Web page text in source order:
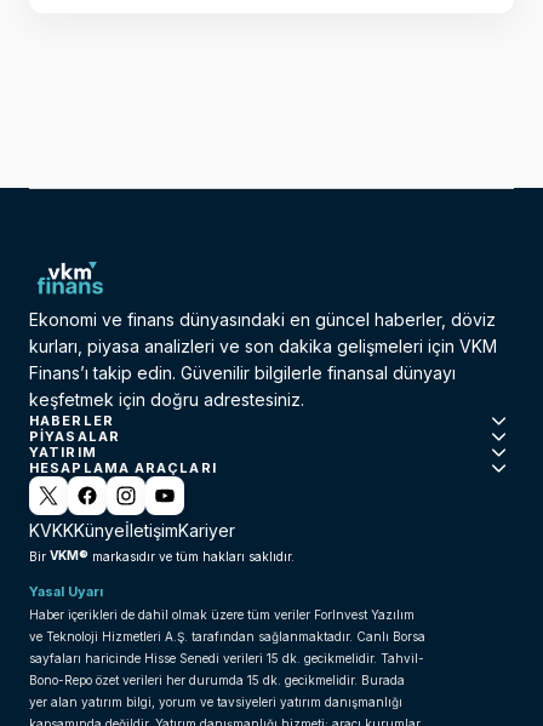
Ekonomi ve finans dünyasındaki en güncel haberler, döviz
kurları, piyasa analizleri ve son dakika gelişmeleri için VKM
Finans’ı takip edin. Güvenilir bilgilerle finansal dünyayı
keşfetmek için doğru adrestesiniz.
HABERLER
PIYASALAR
YATIRIM
HESAPLAMA ARAÇLARI
KVKKKünyeİletişimKariyer
Bir VKM® markasıdır ve tüm hakları saklıdır.
Yasal Uyarı
Haber içerikleri de dahil olmak üzere tüm veriler ForInvest Yazılım
ve Teknoloji Hizmetleri A.Ş. tarafından sağlanmaktadır. Canlı Borsa
sayfaları haricinde Hisse Senedi verileri 15 dk. gecikmelidir. Tahvil-
Bono-Repo özet verileri her durumda 15 dk. gecikmelidir. Burada
yer alan yatırım bilgi, yorum ve tavsiyeleri yatırım danışmanlığı